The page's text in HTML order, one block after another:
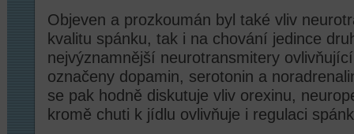
Objeven a prozkoumán byl také vliv
kvalitu spánku, tak i na chování jedince
nejvýznamnější neurotransmitery
označeny dopamin, serotonin a
se pak hodně diskutuje vliv orexinu,
kromě chuti k jídlu ovlivňuje i regulaci